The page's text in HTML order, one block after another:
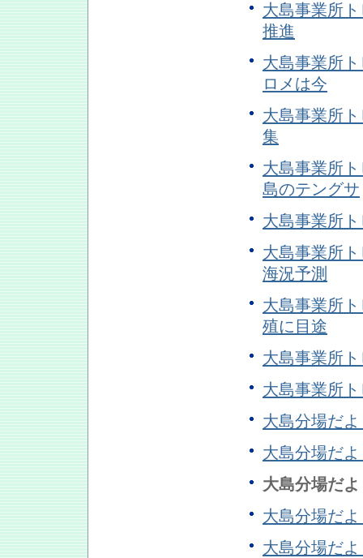
大島事業所
推進
大島事業所
ロメは今
大島事業所
集
大島事業所
島のテングサ
大島事業所
大島事業所
海況予測
大島事業所
殖に目途
大島事業所
大島事業所
大島分場だ
大島分場だ
大島分場だ
大島分場だ
大島分場だ